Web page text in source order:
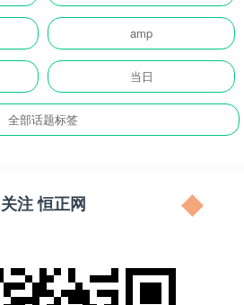
amp
当日
全部话题标签
关注 恒正网